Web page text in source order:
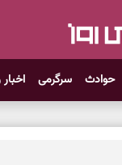
حوادث سرگرمی اخبار